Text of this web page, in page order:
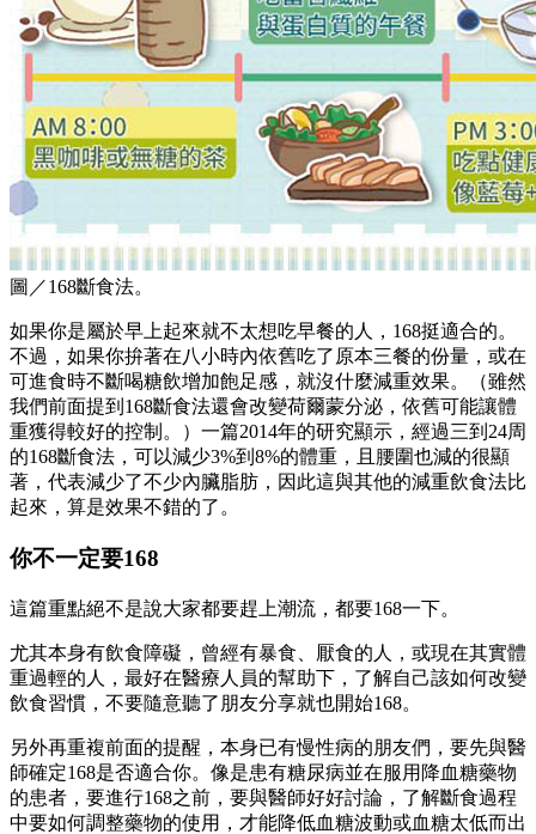
圖／168斷食法。
如果你是屬於早上起來就不太想吃早餐的人，168挺適合的。
不過，如果你拚著在八小時內依舊吃了原本三餐的份量，或在
可進食時不斷喝糖飲增加飽足感，就沒什麼減重效果。（雖然
我們前面提到168斷食法還會改變荷爾蒙分泌，依舊可能讓體
重獲得較好的控制。）一篇2014年的研究顯示，經過三到24周
的168斷食法，可以減少3%到8%的體重，且腰圍也減的很顯
著，代表減少了不少內臟脂肪，因此這與其他的減重飲食法比
起來，算是效果不錯的了。
你不一定要168
這篇重點絕不是說大家都要趕上潮流，都要168一下。
尤其本身有飲食障礙，曾經有暴食、厭食的人，或現在其實體
重過輕的人，最好在醫療人員的幫助下，了解自己該如何改變
飲食習慣，不要隨意聽了朋友分享就也開始168。
另外再重複前面的提醒，本身已有慢性病的朋友們，要先與醫
師確定168是否適合你。像是患有糖尿病並在服用降血糖藥物
的患者，要進行168之前，要與醫師好好討論，了解斷食過程
中要如何調整藥物的使用，才能降低血糖波動或血糖太低而出